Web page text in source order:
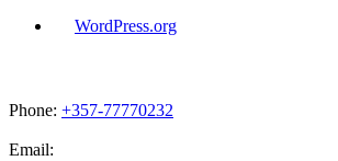
WordPress.org
Phone: +357-77770232
Email: